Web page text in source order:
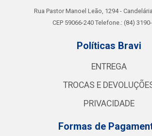
Rua Pastor Manoel Leão, 1294 -
CEP 59066-240 Telefone.: (84)
Políticas Bravi
ENTREGA
TROCAS E
PRIVACIDADE
Formas de